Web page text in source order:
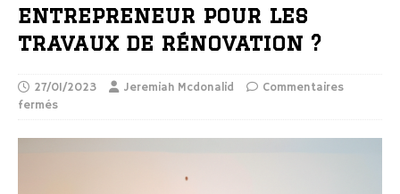
entrepreneur pour les
travaux de rénovation ?
27/01/2023 Jeremiah Mcdonalid
Commentaires
fermés